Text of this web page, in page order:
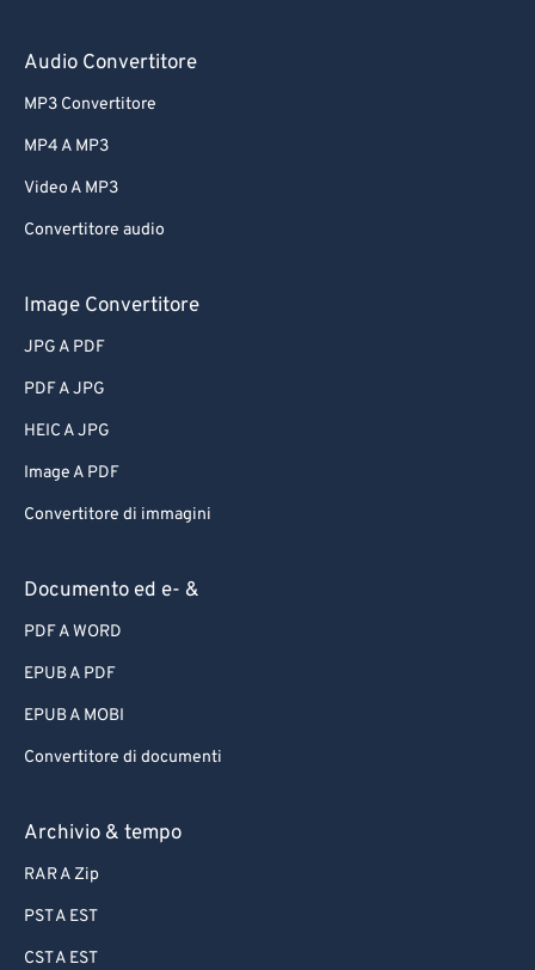
Audio Convertitore
MP3 Convertitore
MP4 A MP3
Video A MP3
Convertitore audio
Image Convertitore
JPG A PDF
PDF A JPG
HEIC A JPG
Image A PDF
Convertitore di immagini
Documento ed e- &
PDF A WORD
EPUB A PDF
EPUB A MOBI
Convertitore di documenti
Archivio & tempo
RAR A Zip
PST A EST
CST A EST